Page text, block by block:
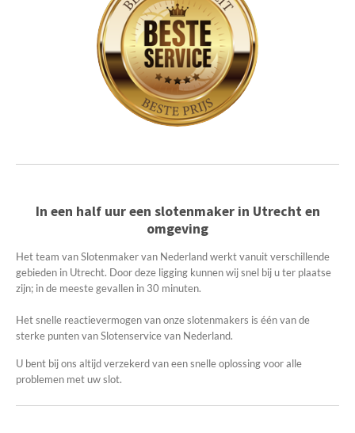
In een half uur een slotenmaker in Utrecht en
omgeving
Het team van Slotenmaker van Nederland werkt vanuit verschillende
gebieden in Utrecht. Door deze ligging kunnen wij snel bij u ter plaatse
zijn; in de meeste gevallen in 30 minuten.
Het snelle reactievermogen van onze slotenmakers is één van de
sterke punten van Slotenservice van Nederland.
U bent bij ons altijd verzekerd van een snelle oplossing voor alle
problemen met uw slot.